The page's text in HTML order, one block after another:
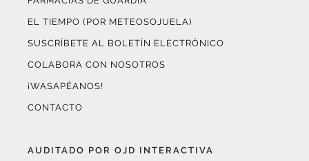
EL TIEMPO (POR METEOSOJUELA)
SUSCRÍBETE AL BOLETÍN ELECTRÓNICO
COLABORA CON NOSOTROS
¡WASAPÉANOS!
CONTACTO
AUDITADO POR OJD INTERACTIVA